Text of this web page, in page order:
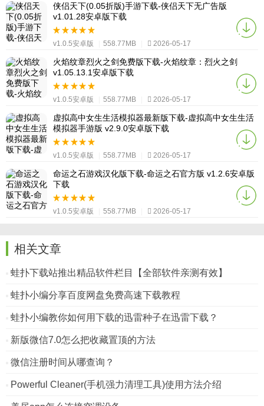
侠侣天下(0.05折版)手游下载-侠侣天下无广告版
v1.01.28安卓版下载
v1.0.5安卓版 558.77MB 2026-05-17
火焰纹章烈火之剑免费版下载-火焰纹章：烈火之剑
v1.05.13.1安卓版下载
v1.0.5安卓版 558.77MB 2026-05-17
虚拟高中女生生活模拟器最新版下载-虚拟高中女生生活
模拟器手游版 v2.9.0安卓版下载
v1.0.5安卓版 558.77MB 2026-05-17
命运之石游戏汉化版下载-命运之石官方版 v1.2.6安卓版
下载
v1.0.5安卓版 558.77MB 2026-05-17
相关文章
蛙扑下载站推出精品软件栏目【全部软件亲测有效】
蛙扑小编分享百度网盘免费高速下载教程
蛙扑小编教你如何用下载的迅雷种子在迅雷下载？
新版微信7.0怎么把收藏置顶的方法
微信注册时间从哪查询？
Powerful Cleaner(手机强力清理工具)使用方法介绍